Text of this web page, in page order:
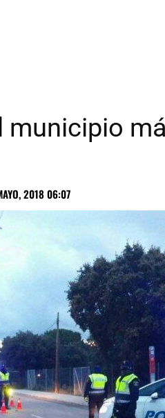
municipio
2018 06:07